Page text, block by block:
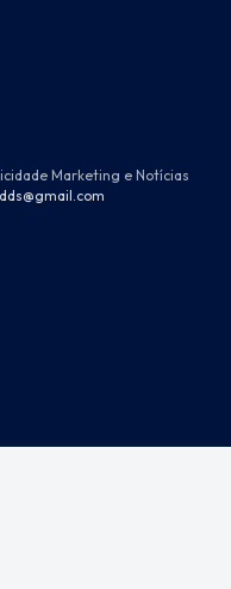
Marketing e Notícias